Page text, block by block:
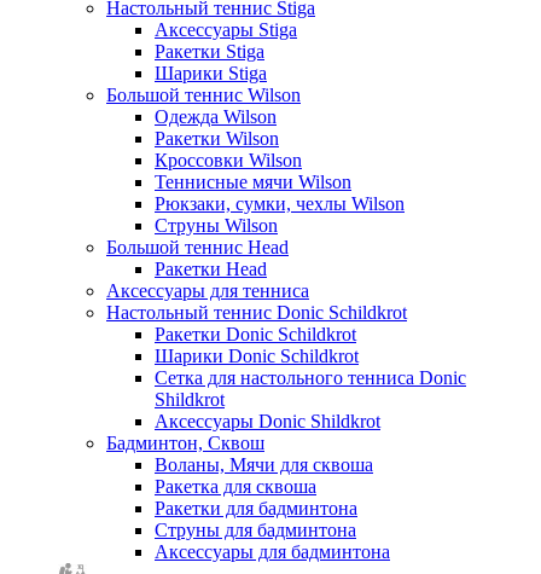
Настольный теннис Stiga
Аксессуары Stiga
Ракетки Stiga
Шарики Stiga
Большой теннис Wilson
Одежда Wilson
Ракетки Wilson
Кроссовки Wilson
Теннисные мячи Wilson
Рюкзаки, сумки, чехлы Wilson
Струны Wilson
Большой теннис Head
Ракетки Head
Аксессуары для тенниса
Настольный теннис Donic Schildkrot
Ракетки Donic Schildkrot
Шарики Donic Schildkrot
Сетка для настольного тенниса Donic
Shildkrot
Аксессуары Donic Shildkrot
Бадминтон, Сквош
Воланы, Мячи для сквоша
Ракетка для сквоша
Ракетки для бадминтона
Струны для бадминтона
Аксессуары для бадминтона